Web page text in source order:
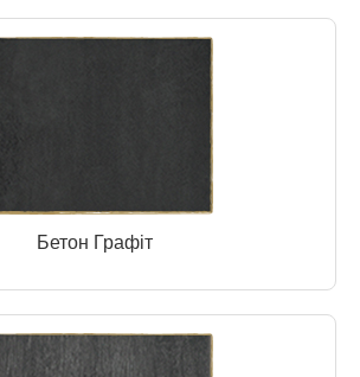
Бетон Графіт